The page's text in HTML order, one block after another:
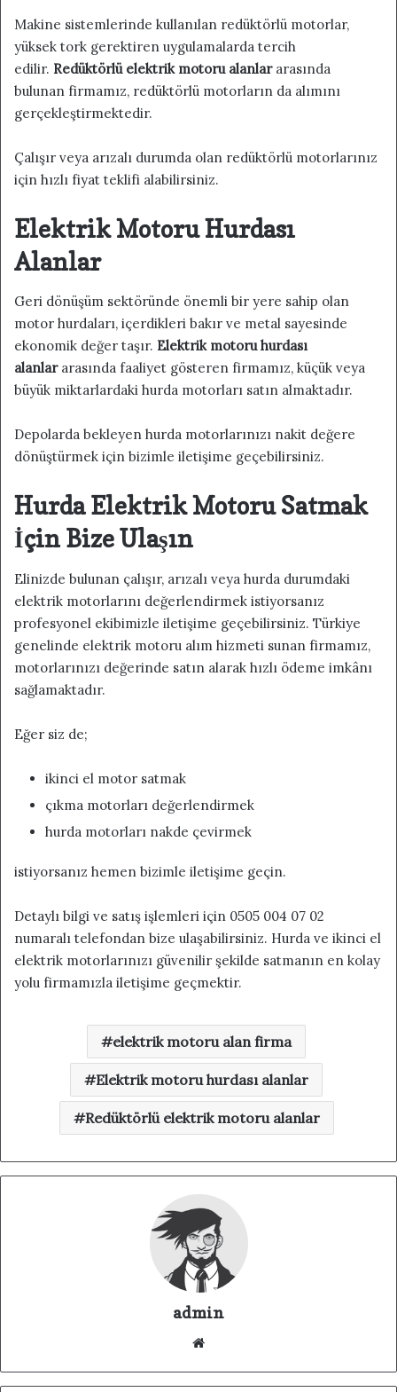
Makine sistemlerinde kullanılan redüktörlü motorlar,
yüksek tork gerektiren uygulamalarda tercih
edilir. Redüktörlü elektrik motoru alanlararasında
bulunan firmamız, redüktörlü motorların da alımını
gerçekleştirmektedir.
Çalışır veya arızalı durumda olan redüktörlü motorlarınız
için hızlı fiyat teklifi alabilirsiniz.
Elektrik Motoru Hurdası
Alanlar
Geri dönüşüm sektöründe önemli bir yere sahip olan
motor hurdaları, içerdikleri bakır ve metal sayesinde
ekonomik değer taşır. Elektrik motoru hurdası
alanlararasında faaliyet gösteren firmamız, küçük veya
büyük miktarlardaki hurda motorları satın almaktadır.
Depolarda bekleyen hurda motorlarınızı nakit değere
dönüştürmek için bizimle iletişime geçebilirsiniz.
Hurda Elektrik Motoru Satmak
İçin Bize Ulaşın
Elinizde bulunan çalışır, arızalı veya hurda durumdaki
elektrik motorlarını değerlendirmek istiyorsanız
profesyonel ekibimizle iletişime geçebilirsiniz. Türkiye
genelinde elektrik motoru alım hizmeti sunan firmamız,
motorlarınızı değerinde satın alarak hızlı ödeme imkânı
sağlamaktadır.
Eğer siz de;
ikinci el motor satmak
çıkma motorları değerlendirmek
hurda motorları nakde çevirmek
istiyorsanız hemen bizimle iletişime geçin.
Detaylı bilgi ve satış işlemleri için 0505 004 07 02
numaralı telefondan bize ulaşabilirsiniz. Hurda ve ikinci el
elektrik motorlarınızı güvenilir şekilde satmanın en kolay
yolu firmamızla iletişime geçmektir.
elektrik motoru alan firma
Elektrik motoru hurdası alanlar
Redüktörlü elektrik motoru alanlar
admin
sit